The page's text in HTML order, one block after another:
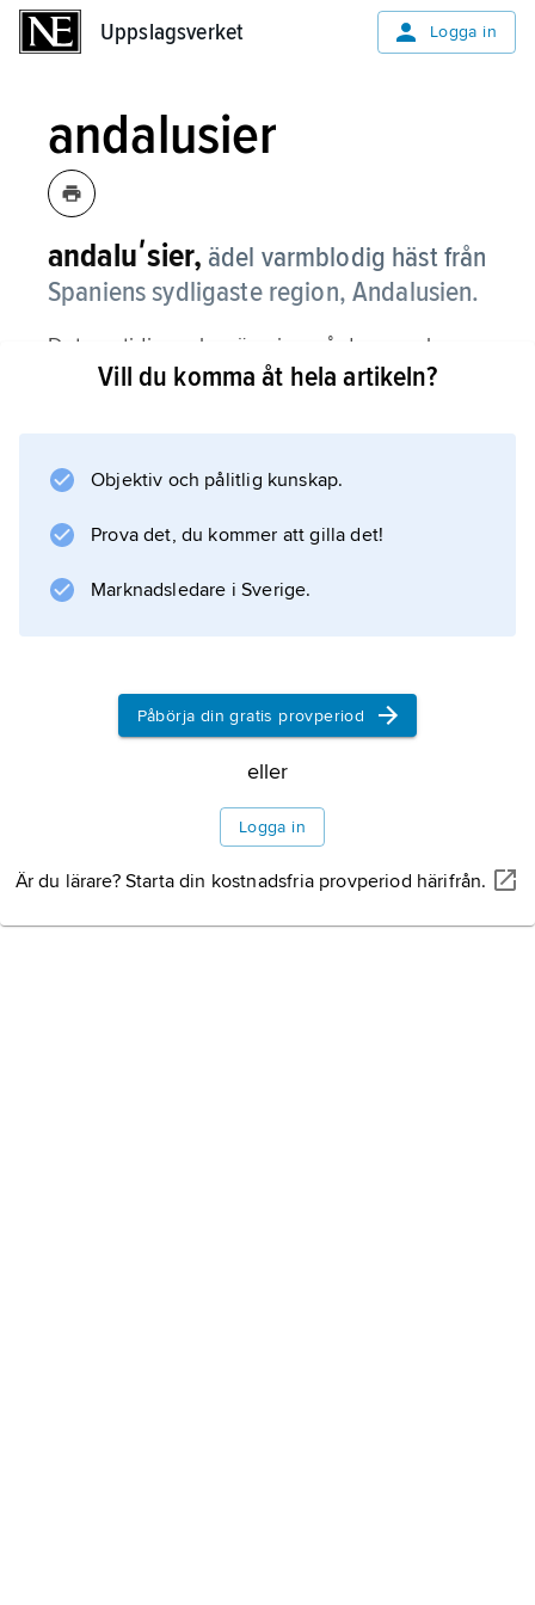
Uppslagsverket Logga in
andalusier
andaluʹsier, ädel varmblodig häst från
Spaniens sydligaste region, Andalusien.
Det var tidigare benämning på de spanska
hästar som sedan 1912 går under namnet
kallas P.R.E. fortfarande för motsvarande
Vill du komma åt hela artikeln?
Objektiv och pålitlig kunskap.
Prova det, du kommer att gilla det!
Marknadsledare i Sverige.
Påbörja din gratis provperiod
eller
Logga in
Är du lärare? Starta din kostnadsfria provperiod härifrån.